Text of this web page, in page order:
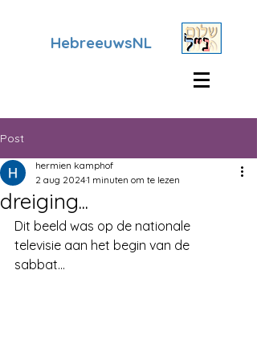
HebreeuwsNL
Post
dreiging...
hermien kamphof
2 aug 20241 minuten om te lezen
Dit beeld was op de nationale
televisie aan het begin van de
sabbat...